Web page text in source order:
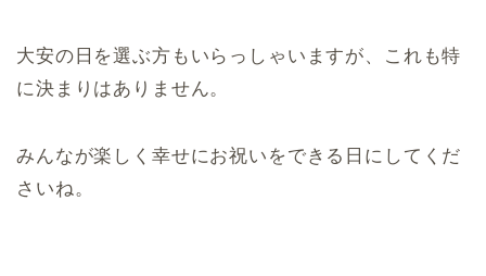
大安の日を選ぶ方もいらっしゃいますが、これも特
に決まりはありません。
みんなが楽しく幸せにお祝いをできる日にしてくだ
さいね。